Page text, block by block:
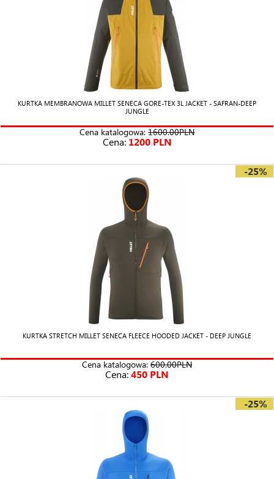
KURTKA MEMBRANOWA MILLET SENECA GORE-TEX 3L JACKET - SAFRAN-DEEP
JUNGLE
Cena katalogowa: 1600.00PLN
Cena: 1200 PLN
-25%
KURTKA STRETCH MILLET SENECA FLEECE HOODED JACKET - DEEP JUNGLE
Cena katalogowa: 600.00PLN
Cena:450 PLN
-25%